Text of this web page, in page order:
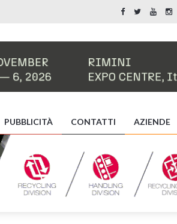
PUBBLICITÀ CONTATTI AZIENDE